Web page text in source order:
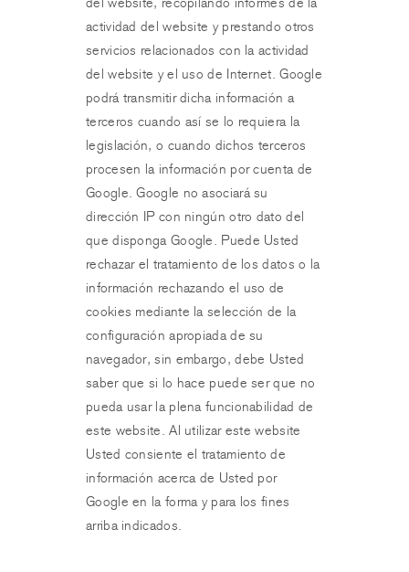
actividad del website y prestando otros
servicios relacionados con la actividad
del website y el uso de Internet. Google
podrá transmitir dicha información a
terceros cuando así se lo requiera la
legislación, o cuando dichos terceros
procesen la información por cuenta de
Google. Google no asociará su
dirección IP con ningún otro dato del
que disponga Google. Puede Usted
rechazar el tratamiento de los datos o la
información rechazando el uso de
cookies mediante la selección de la
configuración apropiada de su
navegador, sin embargo, debe Usted
saber que si lo hace puede ser que no
pueda usar la plena funcionabilidad de
este website. Al utilizar este website
Usted consiente el tratamiento de
información acerca de Usted por
Google en la forma y para los fines
arriba indicados.